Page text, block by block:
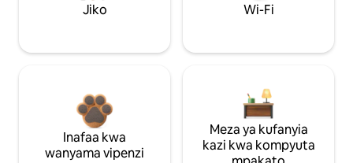
Jiko Wi-Fi
Inafaa kwa
wanyama vipenzi
Meza ya kufanyia
kazi kwa kompyuta